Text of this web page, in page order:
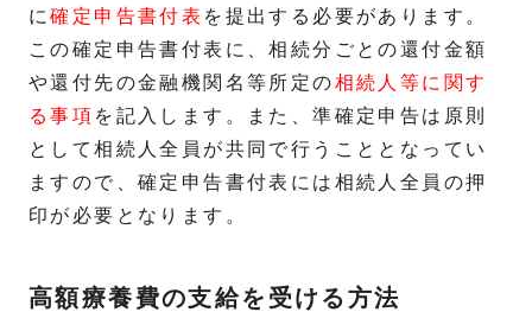
に確定申告書付表 を提出する必要があります。
この確定申告書付表に、相続分ごとの還付金額
や還付先の金融機関名等所定の相続人等に関す
る事項 を記入します。また、準確定申告は原則
として相続人全員が共同で行うこととなってい
ますので、確定申告書付表には相続人全員の押
印が必要となります。
高額療養費の支給を受ける方法